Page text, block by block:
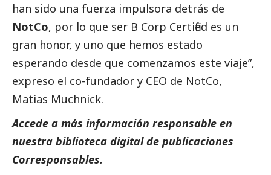
han sido una fuerza impulsora detrás de
NotCo, por lo que ser B Corp Certified es un
gran honor, y uno que hemos estado
esperando desde que comenzamos este viaje”,
expreso el co-fundador y CEO de NotCo,
Matias Muchnick.
Accede a más información responsable en
nuestra biblioteca digital de publicaciones
Corresponsables.